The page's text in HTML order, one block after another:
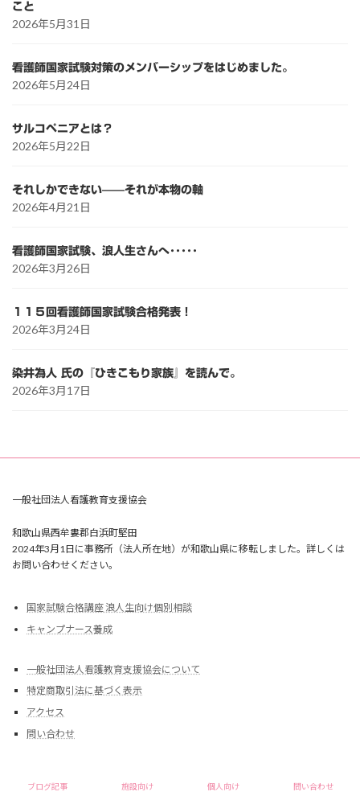
こと
2026年5月31日
看護師国家試験対策のメンバーシップをはじめました。
2026年5月24日
サルコペニアとは？
2026年5月22日
それしかできない——それが本物の軸
2026年4月21日
看護師国家試験、浪人生さんへ･････
2026年3月26日
１１５回看護師国家試験合格発表！
2026年3月24日
染井為人 氏の『ひきこもり家族』を読んで。
2026年3月17日
一般社団法人看護教育支援協会
和歌山県西牟婁郡白浜町堅田
2024年3月1日に事務所（法人所在地）が和歌山県に移転しました。詳しくは
お問い合わせください。
国家試験合格講座 浪人生向け個別相談
キャンプナース養成
一般社団法人看護教育支援協会について
特定商取引法に基づく表示
アクセス
問い合わせ
ブログ記事 施設向け 個人向け 問い合わせ